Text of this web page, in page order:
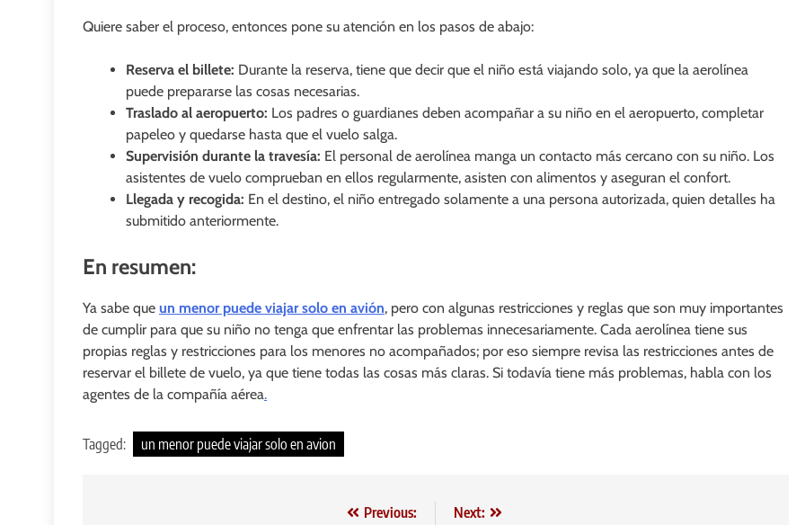
Quiere saber el proceso, entonces pone su atención en los pasos de abajo:
Reserva el billete: Durante la reserva, tiene que decir que el niño está viajando solo, ya que la aerolínea
puede prepararse las cosas necesarias.
Traslado al aeropuerto: Los padres o guardianes deben acompañar a su niño en el aeropuerto, completar
papeleo y quedarse hasta que el vuelo salga.
Supervisión durante la travesía: El personal de aerolínea manga un contacto más cercano con su niño. Los
asistentes de vuelo comprueban en ellos regularmente, asisten con alimentos y aseguran el confort.
Llegada y recogida: En el destino, el niño entregado solamente a una persona autorizada, quien detalles ha
submitido anteriormente.
En resumen:
Ya sabe que un menor puede viajar solo en avión, pero con algunas restricciones y reglas que son muy importantes
de cumplir para que su niño no tenga que enfrentar las problemas innecesariamente. Cada aerolínea tiene sus
propias reglas y restricciones para los menores no acompañados; por eso siempre revisa las restricciones antes de
reservar el billete de vuelo, ya que tiene todas las cosas más claras. Si todavía tiene más problemas, habla con los
agentes de la compañía aérea.
Tagged: un menor puede viajar solo en avion
Previous:
Next: